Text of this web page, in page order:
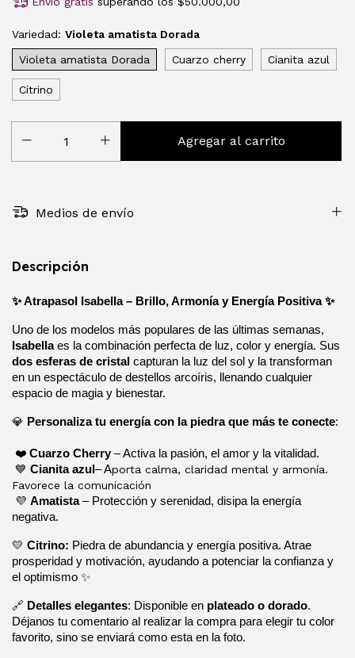
Variedad: Violeta amatista Dorada
Violeta amatista Dorada
Cuarzo cherry Cianita azul
Citrino
Medios de envío
Descripción
✨ Atrapasol Isabella – Brillo, Armonía y Energía Positiva ✨
Isabella
dos esferas de cristal capturan la luz del sol y la transforman
en un espectáculo de destellos arcoíris, llenando cualquier
espacio de magia y bienestar.
💎 Personaliza tu energía con la piedra que más te conecte:
❤️ Cuarzo Cherry – Activa la pasión, el amor y la vitalidad.
💙 Cianita azul – Aporta calma, claridad mental y armonía.
Favorece la comunicación
💜 Amatista – Protección y serenidad, disipa la energía
negativa.
💛 Citrino: Piedra de abundancia y energía positiva. Atrae
prosperidad y motivación, ayudando a potenciar la confianza y
el optimismo ✨
🔗 Detalles elegantes: Disponible en plateado o dorado.
Déjanos tu comentario al realizar la compra para elegir tu color
favorito, sino se enviará como esta en la foto.